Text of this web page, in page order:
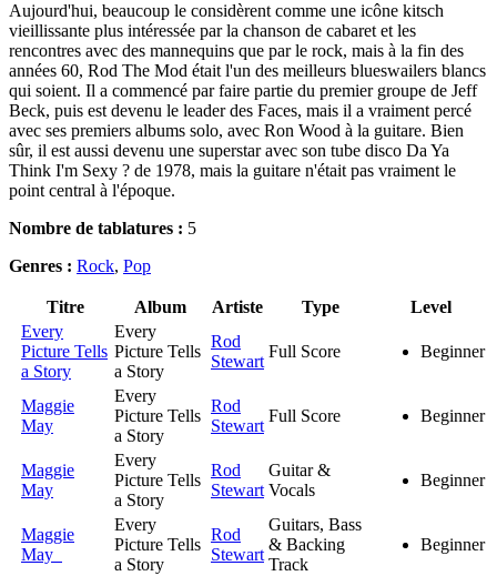
Aujourd'hui, beaucoup le considèrent comme une icône kitsch
vieillissante plus intéressée par la chanson de cabaret et les
rencontres avec des mannequins que par le rock, mais à la fin des
années 60, Rod The Mod était l'un des meilleurs blueswailers blancs
qui soient. Il a commencé par faire partie du premier groupe de Jeff
Beck, puis est devenu le leader des Faces, mais il a vraiment percé
avec ses premiers albums solo, avec Ron Wood à la guitare. Bien
sûr, il est aussi devenu une superstar avec son tube disco Da Ya
Think I'm Sexy ? de 1978, mais la guitare n'était pas vraiment le
point central à l'époque.
Nombre de tablatures : 5
Genres : Rock, Pop
Titre Album Artiste Type
Level
Every
Picture Tells
a Story
Every
Picture Tells
a Story
Rod
Stewart
Full Score Beginner
Maggie
May
Every
Picture Tells
a Story
Rod
Stewart
Full Score Beginner
Maggie
May
Every
Picture Tells
a Story
Rod
Stewart
Guitar &
Vocals
Beginner
Maggie
May
Every
Picture Tells
a Story
Rod
Stewart
Guitars, Bass
& Backing
Track
Beginner